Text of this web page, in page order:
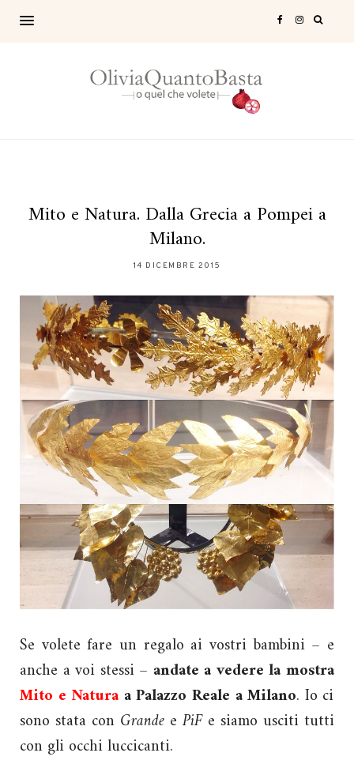
Mito e Natura. Dalla Grecia a Pompei a
Milano.
14 DICEMBRE 2015
Se volete fare un regalo ai vostri bambini – e
anche a voi stessi – andate a vedere la mostra
Mito e Natura a Palazzo Reale a Milano. Io ci
sono stata con Grande e PiFe siamo usciti tutti
con gli occhi luccicanti.